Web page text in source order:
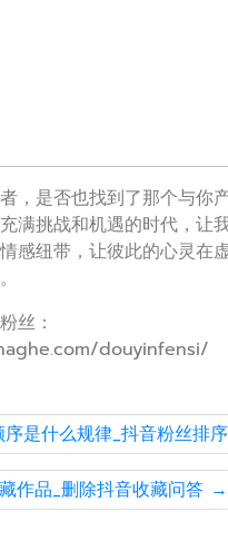
，是否也找到了那个与你
满挑战和机遇的时代，让
感纽带，让彼此的心灵在
丝：
douyinfensi/
是什么规律_抖音粉丝排
作品_删除抖音收藏问答